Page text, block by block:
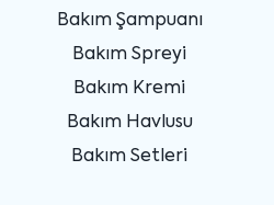
Bakım Şampuanı
Bakım Spreyi
Bakım Kremi
Bakım Havlusu
Bakım Setleri